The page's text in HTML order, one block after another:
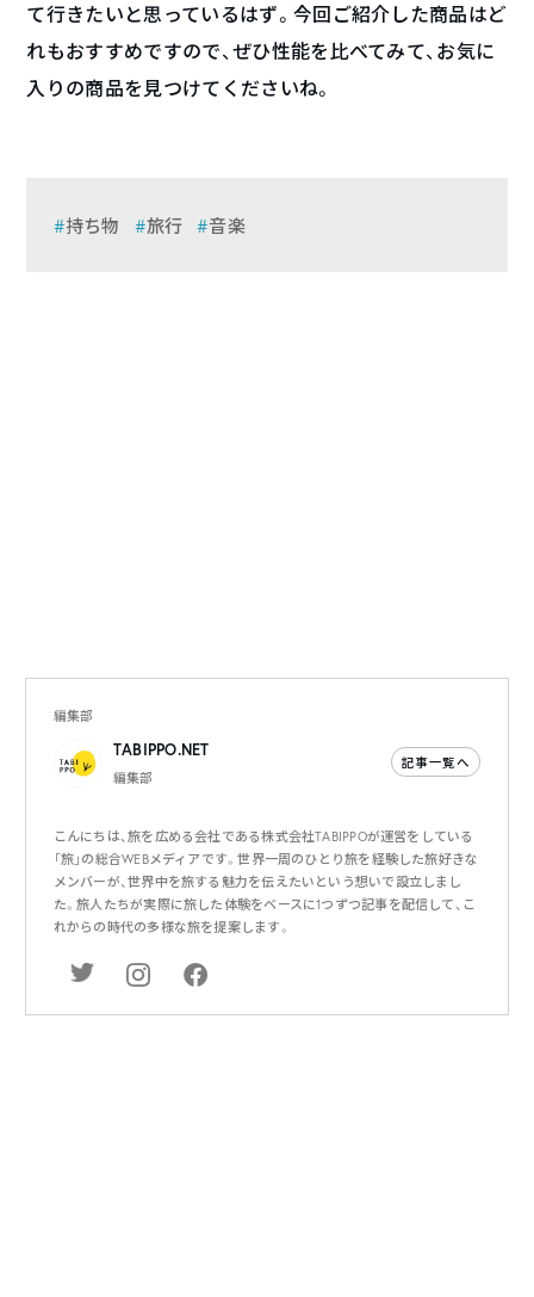
て行きたいと思っているはず。今回ご紹介した商品はど
れもおすすめですので、ぜひ性能を比べてみて、お気に
入りの商品を見つけてくださいね。
持ち物 旅行 音楽
編集部
TABIPPO.NET
編集部
記事一覧へ
こんにちは、旅を広める会社である株式会社TABIPPOが運営をしている
「旅」の総合WEBメディアです。世界一周のひとり旅を経験した旅好きな
メンバーが、世界中を旅する魅力を伝えたいという想いで設立しまし
た。旅人たちが実際に旅した体験をベースに1つずつ記事を配信して、こ
れからの時代の多様な旅を提案します。